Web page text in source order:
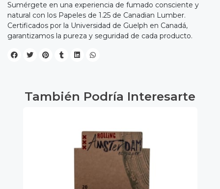
Sumérgete en una experiencia de fumado consciente y
natural con los Papeles de 1.25 de Canadian Lumber.
Certificados por la Universidad de Guelph en Canadá,
garantizamos la pureza y seguridad de cada producto.
También Podría Interesarte